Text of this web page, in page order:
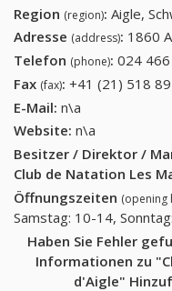
Region (region): Aigle,
Adresse (address): 1860
Telefon (phone): 024
Fax (fax): +41 (21) 518
E-Mail: n\a
Website: n\a
Besitzer / Direktor /
Club de Natation Les
Öffnungszeiten (opening
Samstag: 10-14,
Haben Sie Fehler
Informationen zu
d'Aigle"